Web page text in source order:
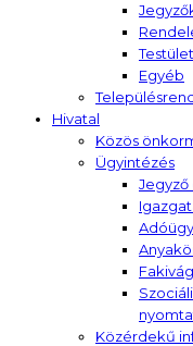
Egyéb
Hivatal
Közös
Ügyintézés
Jegyző
Közérdekű